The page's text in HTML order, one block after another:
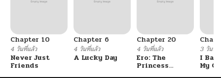
Chapter 10
4 วันที่แล้ว
Never Just
Friends
Chapter 6
4 วันที่แล้ว
A Lucky Day
Chapter 20
4 วันที่แล้ว
Ero: The
Princess
3 วันที่
I
My